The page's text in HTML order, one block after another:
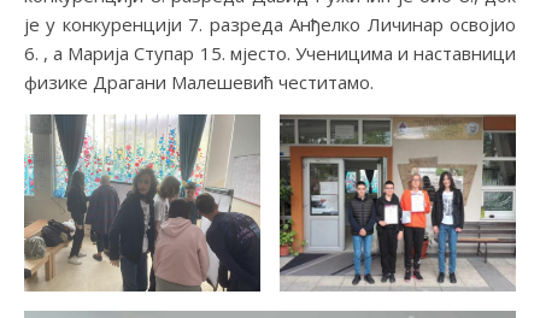
је у конкуренцији 7. разреда Анђелко Личинар освојио
6. , а Марија Ступар 15. мјесто. Ученицима и наставници
физике Драгани Малешевић честитамо.